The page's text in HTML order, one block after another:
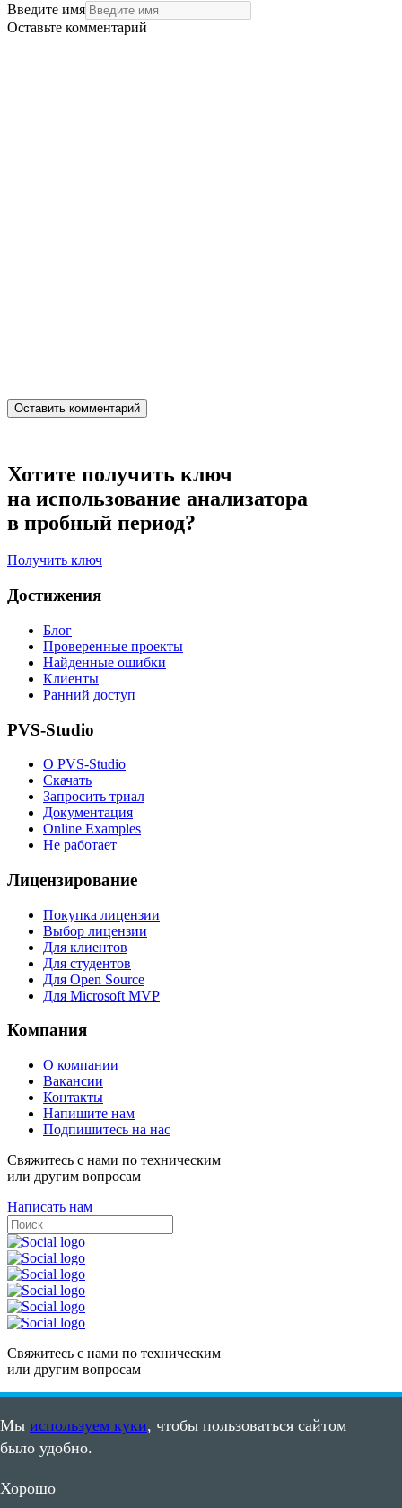
Мы используем куки, чтобы пользоваться сайтом
было удобно.
Хорошо
Введите имя
Оставьте комментарий
Хотите получить ключ
на использование анализатора
в пробный период?
Получить ключ
Достижения
Блог
Проверенные проекты
Найденные ошибки
Клиенты
Ранний доступ
PVS-Studio
О PVS-Studio
Скачать
Запросить триал
Документация
Online Examples
Не работает
Лицензирование
Покупка лицензии
Выбор лицензии
Для клиентов
Для студентов
Для Open Source
Для Microsoft MVP
Компания
О компании
Вакансии
Контакты
Напишите нам
Подпишитесь на нас
Свяжитесь с нами по техническим
или другим вопросам
Написать нам
Свяжитесь с нами по техническим
или другим вопросам
Написать нам
Карта сайта
Пользовательское соглашение
ИНН: 7105502635